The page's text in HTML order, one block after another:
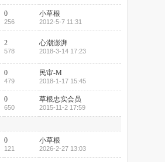
0
256
小草根
2012-5-7 11:31
2
578
心潮澎湃
2018-3-14 17:23
0
479
民审-M
2018-1-17 15:45
0
650
草根忠实会员
2015-11-2 17:59
0
121
小草根
2026-2-27 13:03